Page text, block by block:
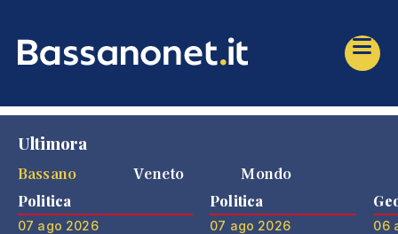
Ultimora
Bassano
Veneto Mondo
Politica
07 ago 2026
Politica
07 ago 2026 06